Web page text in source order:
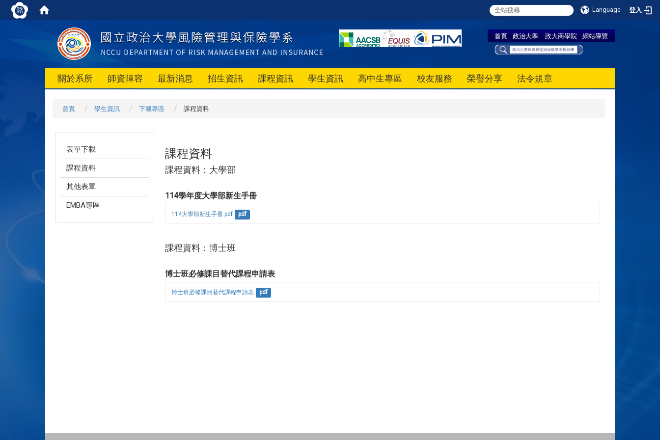
Language 登入
首頁 政治大學 政大商學院 網站導覽
關於系所 師資陣容 最新消息 招生資訊 課程資訊 學生資訊 高中生專區 校友服務 榮譽分享 法令規章
首頁 學生資訊 下載專區 課程資料
表單下載
課程資料
其他表單
EMBA專區
課程資料
課程資料：大學部
114學年度大學部新生手冊
114大學部新生手冊.pdf pdf
課程資料：博士班
博士班必修課目替代課程申請表
博士班必修課目替代課程申請表 pdf